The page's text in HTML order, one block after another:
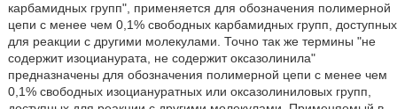
карбамидных групп", применяется для обозначения полимерной
цепи с менее чем 0,1% свободных карбамидных групп, доступных
для реакции с другими молекулами. Точно так же термины "не
содержит изоцианурата, не содержит оксазолинила"
предназначены для обозначения полимерной цепи с менее чем
0,1% свободных изоциануратных или оксазолиниловых групп,